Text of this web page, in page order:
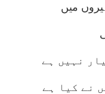
میں
نہیں ہے
نے کیا ہے